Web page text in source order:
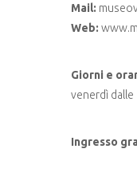
Mail:
Web:
Giorni e
venerdì dalle
Ingresso